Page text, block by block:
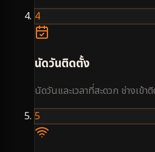
4
นัดวันติดตั้ง
นัดวันและเวลาที่สะดวก ช่างเข้
5